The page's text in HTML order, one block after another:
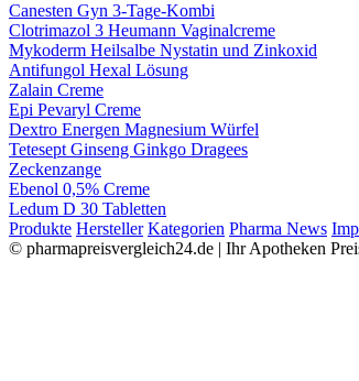
Canesten Gyn 3-Tage-Kombi
Clotrimazol 3 Heumann Vaginalcreme
Mykoderm Heilsalbe Nystatin und Zinkoxid
Antifungol Hexal Lösung
Zalain Creme
Epi Pevaryl Creme
Dextro Energen Magnesium Würfel
Tetesept Ginseng Ginkgo Dragees
Zeckenzange
Ebenol 0,5% Creme
Ledum D 30 Tabletten
Produkte Hersteller Kategorien Pharma News
© pharmapreisvergleich24.de | Ihr Apotheken